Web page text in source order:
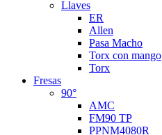
Llaves
ER
Allen
Pasa Macho
Torx con mango
Torx
Fresas
90°
AMC
FM90 TP
PPNM4080R